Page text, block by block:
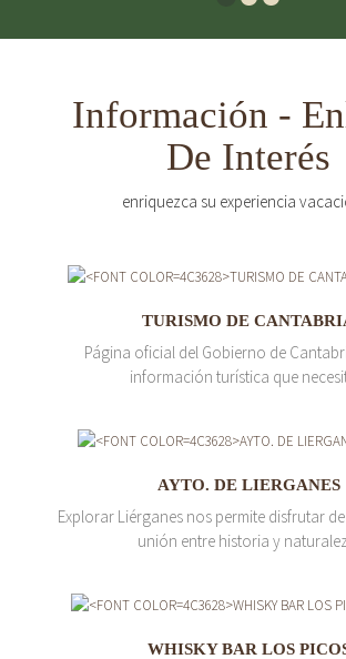
Información -
De Interés
enriquezca su experiencia
TURISMO DE
Página oficial del Gobierno de
información turística que
AYTO. DE LIERGANES
Explorar Liérganes nos permite disfrutar
unión entre historia y
WHISKY BAR LOS